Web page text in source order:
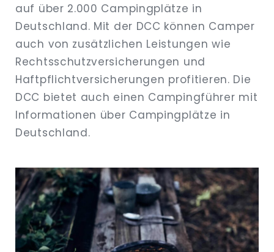
auf über 2.000 Campingplätze in
Deutschland. Mit der DCC können Camper
auch von zusätzlichen Leistungen wie
Rechtsschutzversicherungen und
Haftpflichtversicherungen profitieren. Die
DCC bietet auch einen Campingführer mit
Informationen über Campingplätze in
Deutschland.